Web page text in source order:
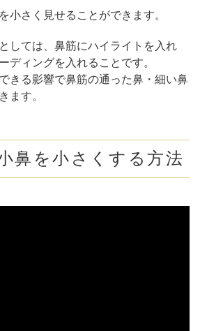
小さく見せることができます。
しては、鼻筋にハイライトを入れ
ディングを入れることです。
きる影響で鼻筋の通った鼻・細い鼻
ます。
鼻を小さくする方法